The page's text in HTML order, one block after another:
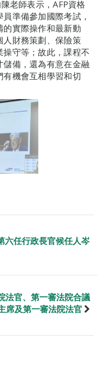
老師表示，AFP資格
準備參加國際考試，
實際操作和最新動
財務策劃、保險策
守等；故此，課程不
備，還為有意在金融
機會互相學習和切
六任行政長官候任人岑
法官、第一審法院合議
席及第一審法院法官